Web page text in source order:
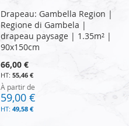
Drapeau: Gambella Region |
Regione di Gambela |
drapeau paysage | 1.35m² |
90x150cm
66,00 €
55,46 €
À partir de
59,00 €
49,58 €